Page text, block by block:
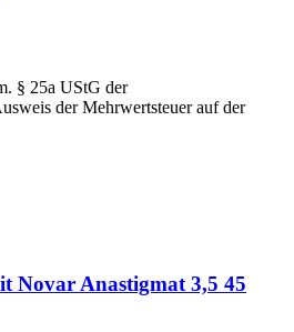
§ 25a UStG der
der Mehrwertsteuer auf der
Novar Anastigmat 3,5 45